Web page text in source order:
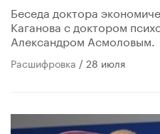
Беседа доктора
Каганова с доктором
Александром Асмоловым.
Расшифровка / 28 июля